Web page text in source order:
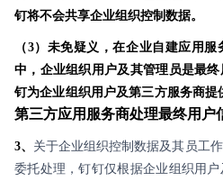
钉将不会共享企业组织控制数据。
（3）未免疑义，在企业自建应用
中，企业组织用户及其管理员是最
钉为企业组织用户及第三方服务商提
第三方应用服务商处理最终用户
3、 关于企业组织控制数据及其员工
委托处理，钉钉仅根据企业组织用